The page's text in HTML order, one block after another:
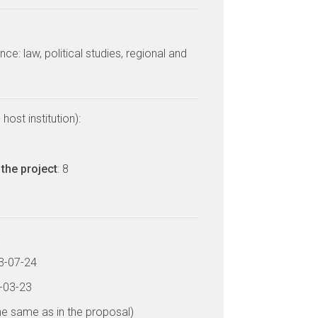
law, political studies, regional and
institution):
project: 8
07-24
03-23
same as in the proposal)